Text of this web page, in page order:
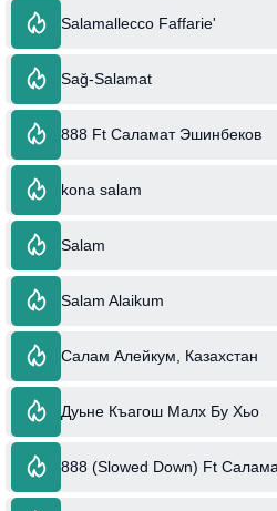
Salamallecco Faffarie'
Sağ-Salamat
888 Ft Саламат Эшинбеков
kona salam
Salam
Salam Alaikum
Салам Алейкум, Казахстан
Дуьне Къагош Малх Бу Хьо
888 (Slowed Down) Ft